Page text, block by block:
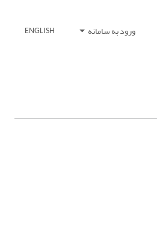
ورود به سامانه ENGLISH